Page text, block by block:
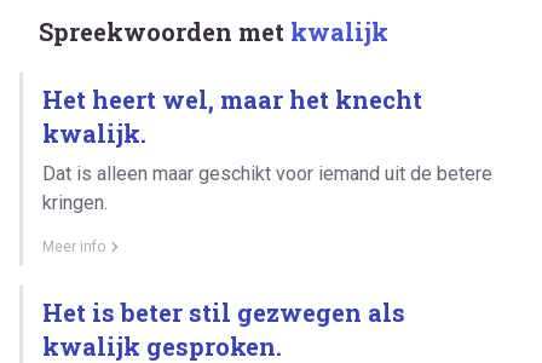
Spreekwoorden met kwalijk
Het heert wel, maar het knecht
kwalijk.
Dat is alleen maar geschikt voor iemand uit de betere
kringen.
Meer info
Het is beter stil gezwegen als
kwalijk gesproken.